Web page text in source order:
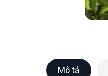
Mô tả